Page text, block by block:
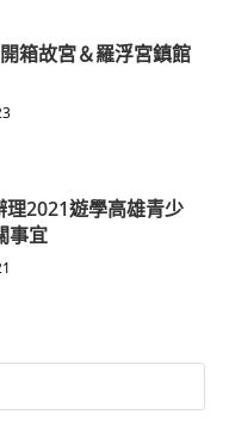
箱故宮＆羅浮宮鎮館
2021遊學高雄青少
事宜